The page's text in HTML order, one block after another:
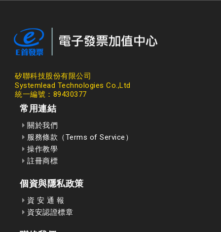
矽聯科技股份有限公司
Systemlead Technologies Co.,Ltd
統一編號：89430377
常用連結
關於我們
服務條款（Terms of Service）
操作教學
註冊商標
個資與隱私政策
資 安 通 報
資安認證標章